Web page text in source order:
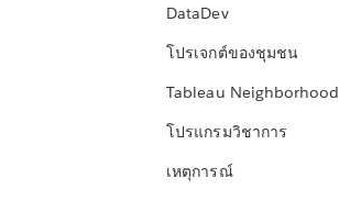
DataDev
โปรเจกต์ของชุมชน
Tableau Neighborhood
โปรแกรมวิชาการ
เหตุการณ์